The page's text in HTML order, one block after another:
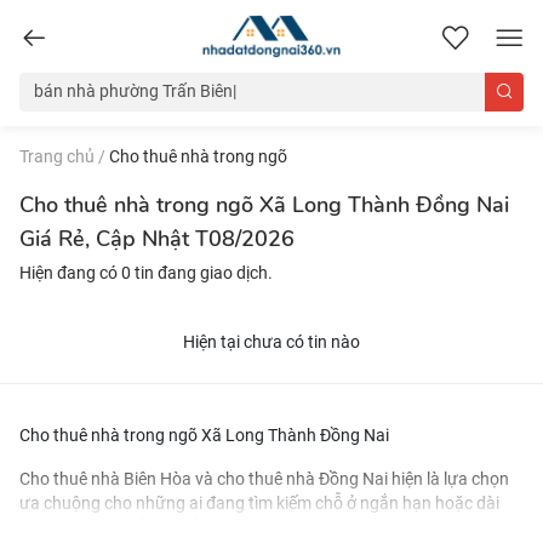
nhadatdongnai360.vn
Trang chủ / Cho thuê nhà trong ngõ
Cho thuê nhà trong ngõ Xã Long Thành Đồng Nai
Giá Rẻ, Cập Nhật T08/2026
Hiện đang có 0 tin đang giao dịch.
Hiện tại chưa có tin nào
Cho thuê nhà trong ngõ Xã Long Thành Đồng Nai
Cho thuê nhà Biên Hòa và cho thuê nhà Đồng Nai hiện là lựa chọn
ưa chuộng cho những ai đang tìm kiếm chỗ ở ngắn hạn hoặc dài